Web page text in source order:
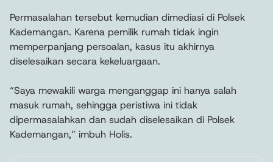
Permasalahan tersebut kemudian dimediasi di Polsek
Kademangan. Karena pemilik rumah tidak ingin
memperpanjang persoalan, kasus itu akhirnya
diselesaikan secara kekeluargaan.
“Saya mewakili warga menganggap ini hanya salah
masuk rumah, sehingga peristiwa ini tidak
dipermasalahkan dan sudah diselesaikan di Polsek
Kademangan,” imbuh Holis.